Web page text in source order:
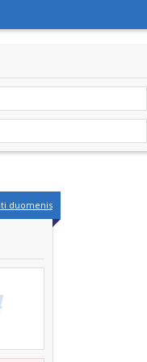
duomenis